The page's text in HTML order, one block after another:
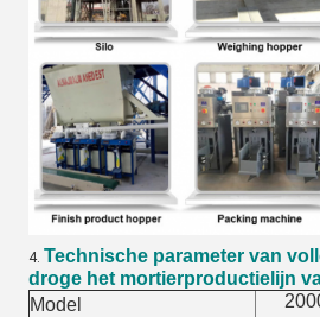
4. Technische parameter van
droge het mortierproductielijn
Model